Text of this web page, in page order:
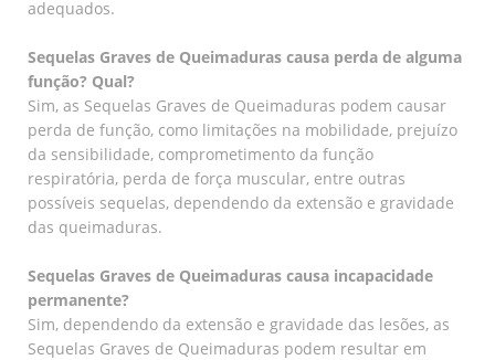
adequados.
Sequelas Graves de Queimaduras causa perda de alguma
função? Qual?
Sim, as Sequelas Graves de Queimaduras podem causar
perda de função, como limitações na mobilidade, prejuízo
da sensibilidade, comprometimento da função
respiratória, perda de força muscular, entre outras
possíveis sequelas, dependendo da extensão e gravidade
das queimaduras.
Sequelas Graves de Queimaduras causa incapacidade
permanente?
Sim, dependendo da extensão e gravidade das lesões, as
Sequelas Graves de Queimaduras podem resultar em